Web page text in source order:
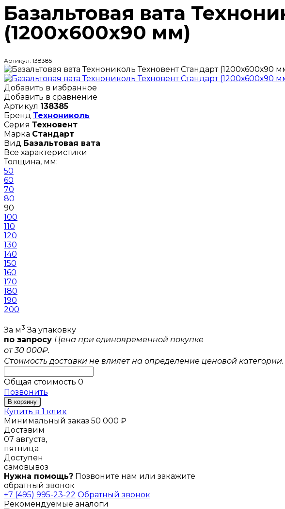
Базальтовая вата
(1200х600х90 мм)
Артикул: 138385
Добавить в избранное
Добавить в сравнение
Артикул 138385
Бренд Технониколь
Серия Техновент
Марка Стандарт
Вид Базальтовая вата
Все характеристики
Толщина, мм:
50
60
70
80
90
100
110
120
130
140
150
160
170
180
190
200
За м3 За упаковку
по запросу Цена при единовременной покупке
от 30 000₽.
Стоимость доставки не влияет на определение ценовой категории.
Общая стоимость 0
Позвонить
В корзину
Купить в 1 клик
Минимальный заказ 50 000 ₽
Доставим
07 августа,
пятница
Доступен
самовывоз
Нужна помощь? Позвоните нам или закажите
обратный звонок
+7 (495) 995-23-22 Обратный звонок
Рекомендуемые аналоги